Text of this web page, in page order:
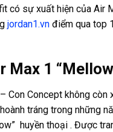
có sự xuất hiện của Air
jordan1.vn điểm qua top
Max 1
Con Concept không
tráng trong những
huyền thoại . Được